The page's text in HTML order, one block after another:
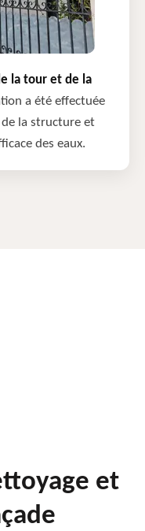
la tour et de la
a été effectuée
la structure et
des eaux.
et